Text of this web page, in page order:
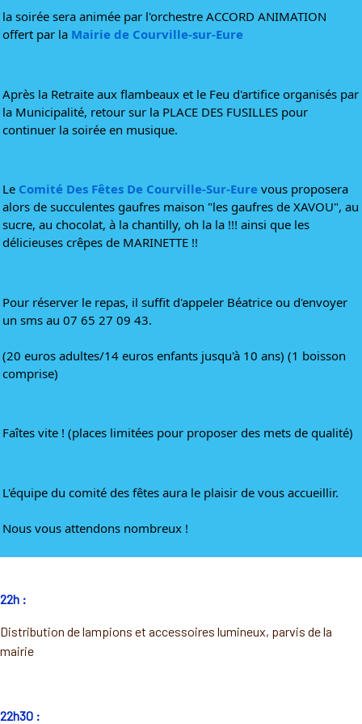
la soirée sera animée par l'orchestre ACCORD ANIMATION
offert par la Mairie de Courville-sur-Eure
Après la Retraite aux flambeaux et le Feu d'artifice organisés par
la Municipalité, retour sur la PLACE DES FUSILLES pour
continuer la soirée en musique.
Le Comité Des Fêtes De Courville-Sur-Eure vous proposera
alors de succulentes gaufres maison "les gaufres de XAVOU", au
sucre, au chocolat, à la chantilly, oh la la !!! ainsi que les
délicieuses crêpes de MARINETTE !!
Pour réserver le repas, il suffit d'appeler Béatrice ou d'envoyer
un sms au 07 65 27 09 43.
(20 euros adultes/14 euros enfants jusqu'à 10 ans) (1 boisson
comprise)
Faîtes vite ! (places limitées pour proposer des mets de qualité)
L'équipe du comité des fêtes aura le plaisir de vous accueillir.
Nous vous attendons nombreux !
22h :
Distribution de lampions et accessoires lumineux, parvis de la
mairie
22h30 :